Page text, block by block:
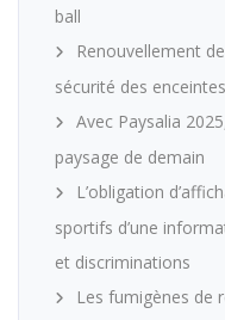
ball
Renouvellement
sécurité des
Avec Paysalia
paysage de demain
L’obligation
sportifs d’une
et discriminations
Les fumigènes de